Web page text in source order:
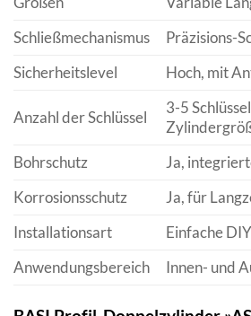
Schließmechanismus
Präzisions-
Sicherheitslevel
Hoch, mit
Anzahl der Schlüssel
3-5
Bohrschutz
Ja,
Korrosionsschutz
Ja, für
Installationsart
Einfache
Anwendungsbereich
Innen- und